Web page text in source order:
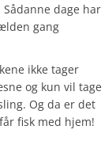
dage har
gang
ikke tager
og kun vil tage
Og da er det
fisk med hjem!